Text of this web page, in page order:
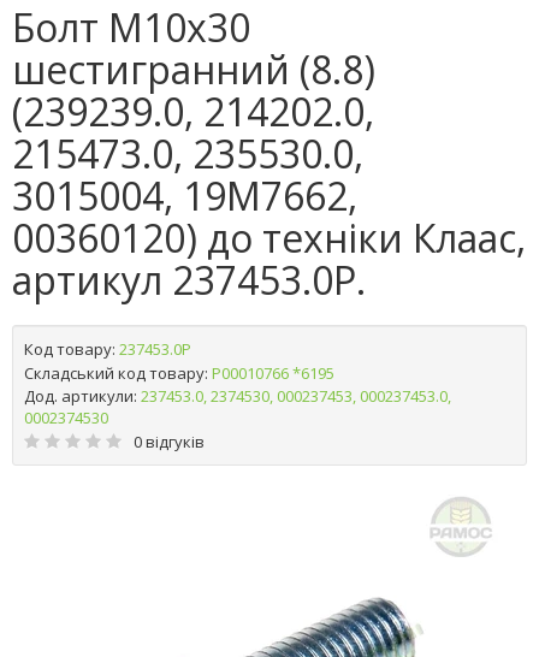
Болт М10х30
шестигранний (8.8)
(239239.0, 214202.0,
215473.0, 235530.0,
3015004, 19M7662,
00360120) до техніки Клаас,
артикул 237453.0P.
Код товару: 237453.0P
Складський код товару: Р00010766 *6195
Дод. артикули: 237453.0, 2374530, 000237453, 000237453.0,
0002374530
0 відгуків